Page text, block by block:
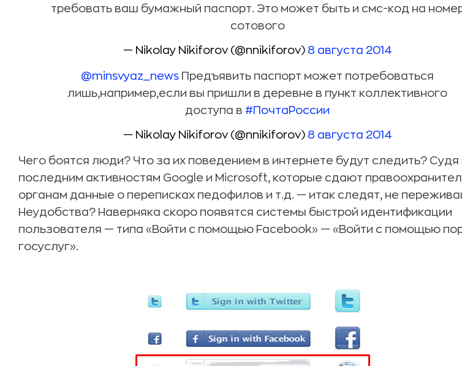
требовать ваш бумажный паспорт. Это может быть и смс-код на
сотового
— Nikolay Nikiforov (@nnikiforov) 8 августа 2014
@minsvyaz_news Предъявить паспорт может потребоваться
лишь,например,если вы пришли в деревне в пункт коллективного
доступа в #ПочтаРоссии
— Nikolay Nikiforov (@nnikiforov) 8 августа 2014
Чего боятся люди? Что за их поведением в интернете будут следить? Судя
последним активностям Google и Microsoft, которые сдают
органам данные о переписках педофилов и т.д. — итак следят, не
Неудобства? Наверняка скоро появятся системы быстрой идентификации
пользователя — типа «Войти с помощью Facebook» — «Войти с помощью
госуслуг».